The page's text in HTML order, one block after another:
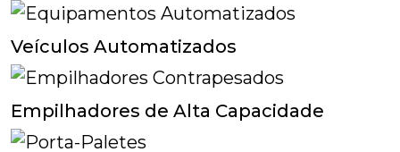
Veículos Automatizados
Empilhadores de Alta Capacidade